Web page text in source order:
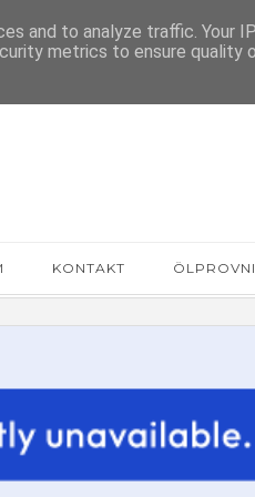
KONTAKT
and to analyze traffic. Your
metrics to ensure quality